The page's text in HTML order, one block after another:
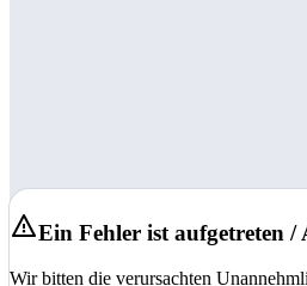
Ein Fehler ist aufgetreten /
Wir bitten die verursachten